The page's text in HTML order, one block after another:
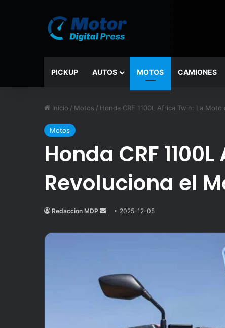
PICKUP AUTOS MOTOS CAMIONES
Inicio / Motos / Honda CRF 1100L Africa Twin: La
Motos
Honda CRF
Revoluciona el
Redaccion MDP
Send
email
2025-12-05